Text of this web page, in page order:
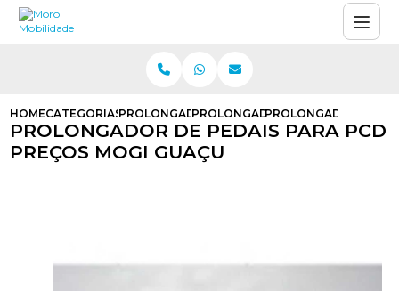
HOMECATEGORIASPROLONGADOR DE PEDAIS
PROLONGADOR DE PEDAIS DE
PROLONGADOR DE
PROLONGADOR DE PEDAIS PARA PCD
PREÇOS MOGI GUAÇU